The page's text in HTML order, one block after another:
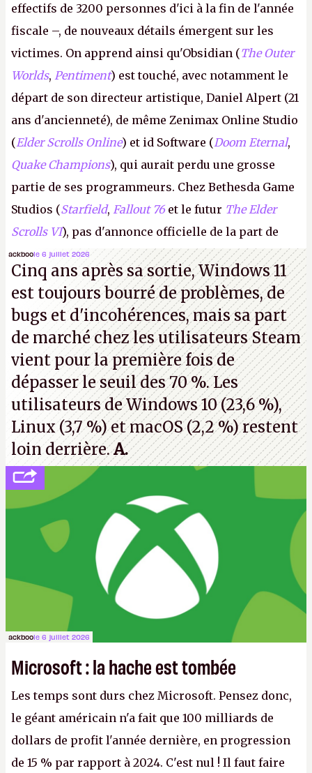
effectifs de 3200 personnes d'ici à la fin de l'année
fiscale –, de nouveaux détails émergent sur les
victimes. On apprend ainsi qu'Obsidian (The Outer
Worlds, Pentiment) est touché, avec notamment le
départ de son directeur artistique, Daniel Alpert (21
ans d'ancienneté), de même Zenimax Online Studio
(Elder Scrolls Online) et id Software (Doom Eternal,
Quake Champions), qui aurait perdu une grosse
partie de ses programmeurs. Chez Bethesda Game
Studios (Starfield, Fallout 76 et le futur The Elder
Scrolls VI), pas d'annonce officielle de la part de
Microsoft, mais le syndicat des employés confirme
de nombreux licenciements.A.
ackboole 6 juillet 2026
Cinq ans après sa sortie, Windows 11
est toujours bourré de problèmes, de
bugs et d'incohérences, mais sa part
de marché chez les utilisateurs Steam
vient pour la première fois de
dépasser le seuil des 70 %. Les
utilisateurs de Windows 10 (23,6 %),
Linux (3,7 %) et macOS (2,2 %) restent
loin derrière.A.
ackboole 6 juillet 2026
Microsoft : la hache est tombée
Les temps sont durs chez Microsoft. Pensez donc,
le géant américain n'a fait que 100 milliards de
dollars de profit l'année dernière, en progression
de 15 % par rapport à 2024. C'est nul ! Il faut faire